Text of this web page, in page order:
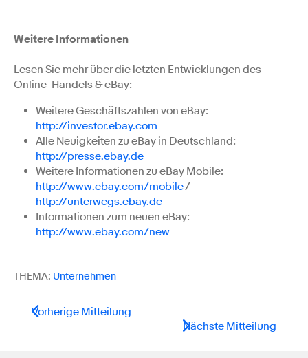
Weitere Informationen
Lesen Sie mehr über die letzten Entwicklungen des
Online-Handels & eBay:
Weitere Geschäftszahlen von eBay:
http://investor.ebay.com
Alle Neuigkeiten zu eBay in Deutschland:
http://presse.ebay.de
Weitere Informationen zu eBay Mobile:
http://www.ebay.com/mobile/
http://unterwegs.ebay.de
Informationen zum neuen eBay:
http://www.ebay.com/new
THEMA: Unternehmen
Vorherige Mitteilung
Nächste Mitteilung